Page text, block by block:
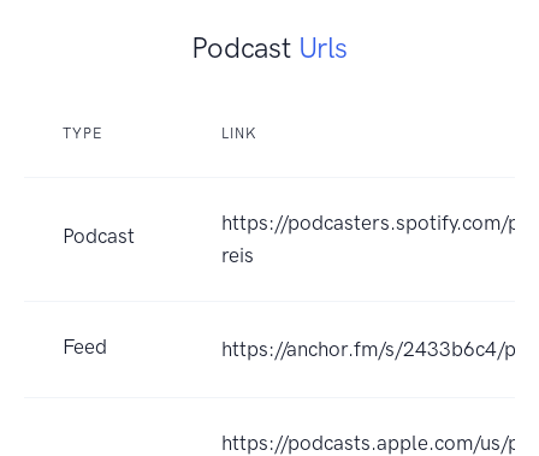
Podcast Urls
TYPE LINK
Podcast
https://podcasters.spotify.com/
reis
Feed https://anchor.fm/s/2433b6c4/
https://podcasts.apple.com/us/